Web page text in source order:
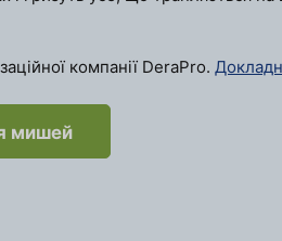
компанії DeraPro.
мишей